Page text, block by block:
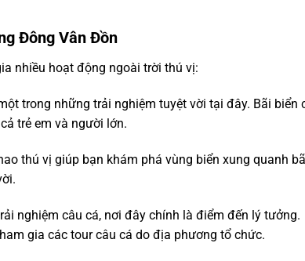
Đông Vân Đồn
nhiều hoạt động ngoài trời thú vị:
trong những trải nghiệm tuyệt vời tại đây. Bãi biển
trẻ em và người lớn.
thú vị giúp bạn khám phá vùng biển xung quanh
nghiệm câu cá, nơi đây chính là điểm đến lý tưởng.
gia các tour câu cá do địa phương tổ chức.